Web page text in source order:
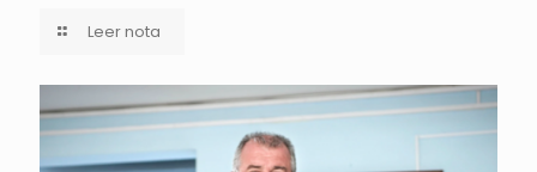
Leer nota